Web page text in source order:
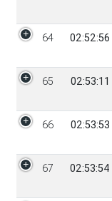
64 02:52:56
65 02:53:11
66 02:53:53
67 02:53:54